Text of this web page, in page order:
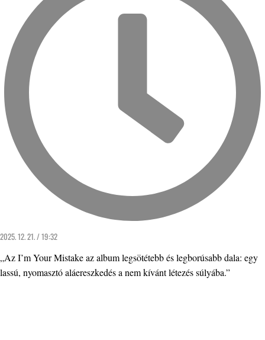
2025. 12. 21. / 19:32
„Az I’m Your Mistake az album legsötétebb és legborúsabb dala: egy
lassú, nyomasztó aláereszkedés a nem kívánt létezés súlyába.”